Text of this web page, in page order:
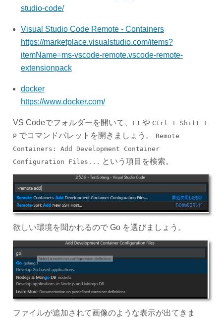
studio-code/
Visual Studio Code Remote - Containers
https://marketplace.visualstudio.com/items?
itemName=ms-vscode-remote.vscode-remote-
extensionpack
docker
https://www.docker.com/
VS Codeでフォルダーを開いて、 F1 や Ctrl + Shift +
Pでコマンドパレットを開きましょう。
Remote
Containers: Add Development Container
Configuration Files... という項目を検索。
欲しい環境を聞かれるので Go を選びましょう。
ファイルが追加されて画像のような表示が出てきま